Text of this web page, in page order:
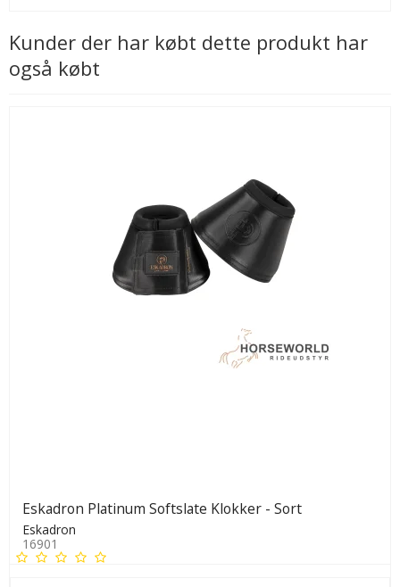
Kunder der har købt dette produkt har
også købt
Eskadron Platinum Softslate Klokker - Sort
Eskadron
16901